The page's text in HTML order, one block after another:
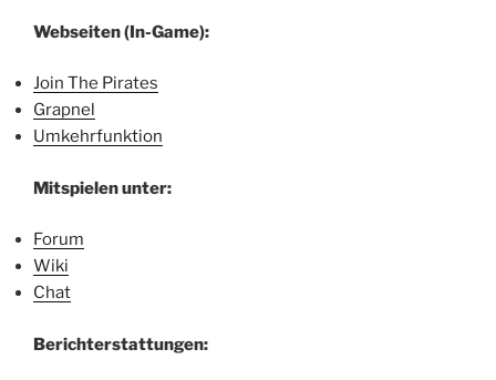
Webseiten (In-Game):
Join The Pirates
Grapnel
Umkehrfunktion
Mitspielen unter:
Forum
Wiki
Chat
Berichterstattungen: